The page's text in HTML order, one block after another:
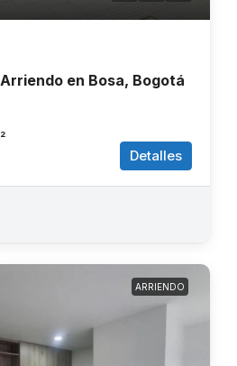
en Bosa, Bogotá
Detalles
ARRIENDO